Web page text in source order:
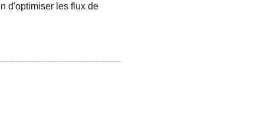
d'optimiser les flux de